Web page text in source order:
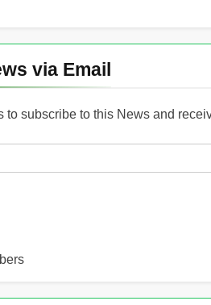
via Email
to subscribe to this News and